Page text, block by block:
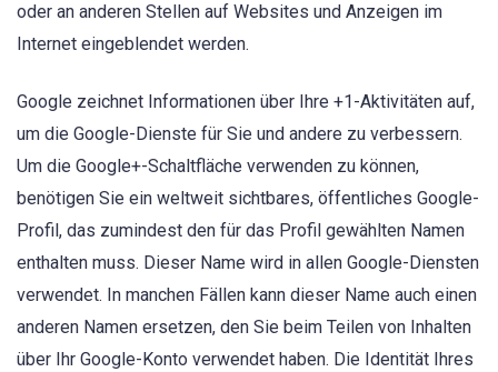
oder an anderen Stellen auf Websites und Anzeigen im
Internet eingeblendet werden.
Google zeichnet Informationen über Ihre +1-Aktivitäten auf,
um die Google-Dienste für Sie und andere zu verbessern.
Um die Google+-Schaltfläche verwenden zu können,
benötigen Sie ein weltweit sichtbares, öffentliches Google-
Profil, das zumindest den für das Profil gewählten Namen
enthalten muss. Dieser Name wird in allen Google-Diensten
verwendet. In manchen Fällen kann dieser Name auch einen
anderen Namen ersetzen, den Sie beim Teilen von Inhalten
über Ihr Google-Konto verwendet haben. Die Identität Ihres